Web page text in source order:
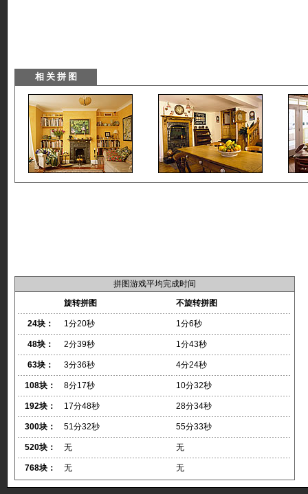
拼图游戏平均完成时间
旋转拼图
不旋转拼图
24块： 1分20秒 1分6秒
48块： 2分39秒 1分43秒
63块： 3分36秒 4分24秒
108块： 8分17秒 10分32秒
192块： 17分48秒 28分34秒
300块： 51分32秒 55分33秒
520块： 无 无
768块： 无 无